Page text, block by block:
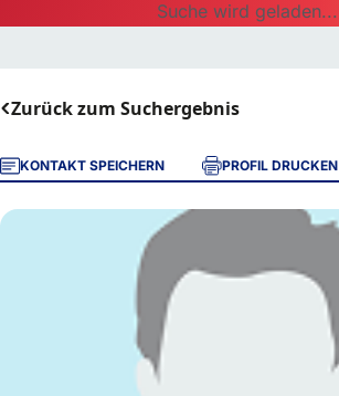
Suche wird geladen...
Zurück zum Suchergebnis
KONTAKT SPEICHERN PROFIL DRUCKEN